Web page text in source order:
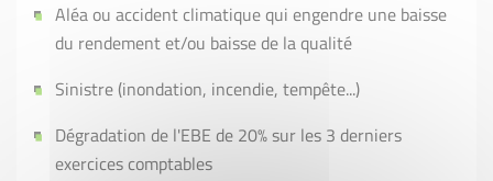
Aléa ou accident climatique qui engendre une baisse
du rendement et/ou baisse de la qualité
Sinistre (inondation, incendie, tempête...)
Dégradation de l'EBE de 20% sur les 3 derniers
exercices comptables